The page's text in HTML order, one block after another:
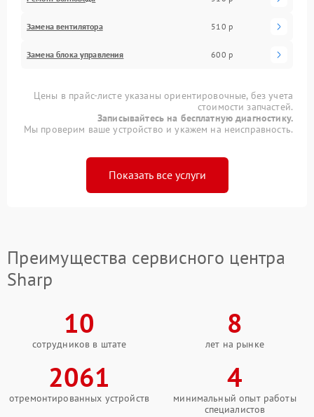
Замена вентилятора 510 р
Замена блока управления 600 р
Цены в прайс-листе указаны ориентировочные, без учета
стоимости запчастей.
Записывайтесь на бесплатную диагностику.
Мы проверим ваше устройство и укажем на неисправность.
Показать все услуги
Преимущества сервисного центра
Sharp
10
сотрудников в штате
8
лет на рынке
2061
отремонтированных устройств
4
минимальный опыт работы
специалистов